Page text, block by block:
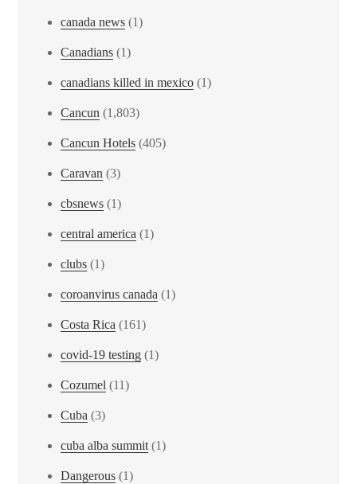
canada news (1)
Canadians (1)
canadians killed in mexico (1)
Cancun (1,803)
Cancun Hotels (405)
Caravan (3)
cbsnews (1)
central america (1)
clubs (1)
coroanvirus canada (1)
Costa Rica (161)
covid-19 testing (1)
Cozumel (11)
Cuba (3)
cuba alba summit(1)
Dangerous (1)